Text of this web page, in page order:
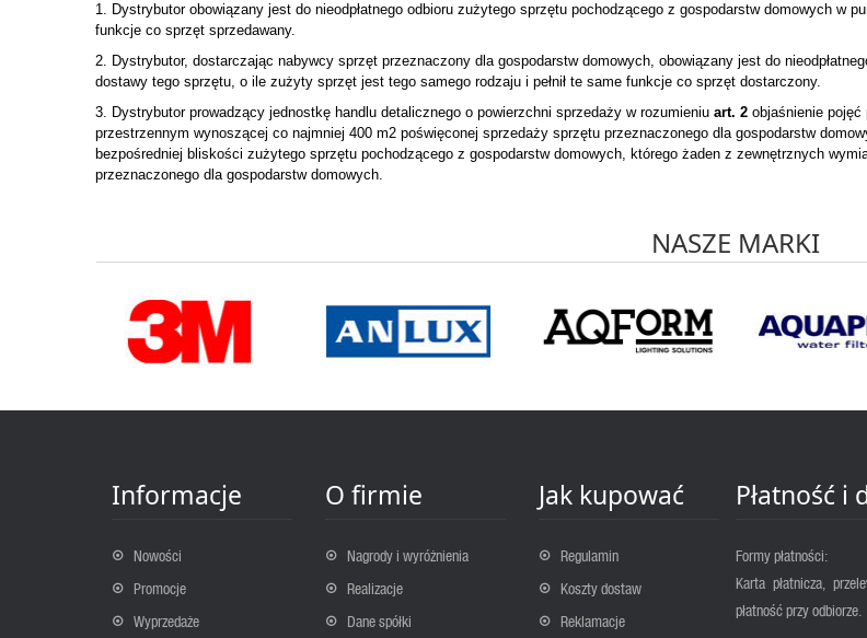
1. Dystrybutor obowiązany jest do nieodpłatnego odbioru zużytego sprzętu pochodzącego z gospodarstw domowych w
funkcje co sprzęt sprzedawany.
2. Dystrybutor, dostarczając nabywcy sprzęt przeznaczony dla gospodarstw domowych, obowiązany jest do
dostawy tego sprzętu, o ile zużyty sprzęt jest tego samego rodzaju i pełnił te same funkcje co sprzęt dostarczony.
3. Dystrybutor prowadzący jednostkę handlu detalicznego o powierzchni sprzedaży w rozumieniu art. 2 objaśnienie pojęć
przestrzennym wynoszącej co najmniej 400 m2 poświęconej sprzedaży sprzętu przeznaczonego dla gospodarstw
bezpośredniej bliskości zużytego sprzętu pochodzącego z gospodarstw domowych, którego żaden z zewnętrznych
przeznaczonego dla gospodarstw domowych.
NASZE MARKI
Informacje
Nowości
Promocje
Wyprzedaże
O firmie
Nagrody i wyróżnienia
Realizacje
Dane spółki
Jak kupować
Regulamin
Koszty dostaw
Reklamacje
Płatność i
Formy płatności:
Karta płatnicza,
płatność przy odbiorze.